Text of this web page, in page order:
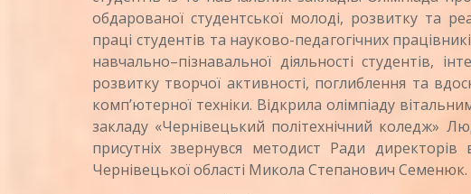
обдарованої студентської молоді, розвитку та
праці студентів та науково-педагогічних
навчально–пізнавальної діяльності студентів,
розвитку творчої активності, поглиблення та
комп’ютерної техніки. Відкрила олімпіаду
закладу «Чернівецький політехнічний коледж»
присутніх звернувся методист Ради директорів
Чернівецької області Микола Степанович Семенюк.